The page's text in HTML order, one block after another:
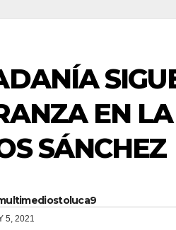
EN
SÁNCHEZ
5, 2021